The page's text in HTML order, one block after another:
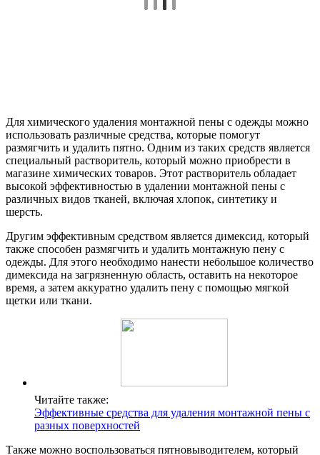
Для химического удаления монтажной пены с одежды можно
использовать различные средства, которые помогут
размягчить и удалить пятно. Одним из таких средств является
специальный растворитель, который можно приобрести в
магазине химических товаров. Этот растворитель обладает
высокой эффективностью в удалении монтажной пены с
различных видов тканей, включая хлопок, синтетику и
шерсть.
Другим эффективным средством является димексид, который
также способен размягчить и удалить монтажную пену с
одежды. Для этого необходимо нанести небольшое количество
димексида на загрязненную область, оставить на некоторое
время, а затем аккуратно удалить пену с помощью мягкой
щетки или ткани.
Читайте также:
Эффективные средства для удаления монтажной пены с
разных поверхностей
Также можно воспользоваться пятновыводителем, который